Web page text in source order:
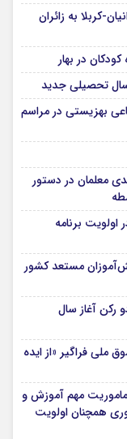
کربلا به زائران
در بهار
تحصیلی جدید
بهزیستی در مراسم
معلمان در دستور
اولویت برنامه
مستعد کشور
رکن آغاز سال
ملی فراگیر «از ایده
مهم آموزش و
همچنان اولویت